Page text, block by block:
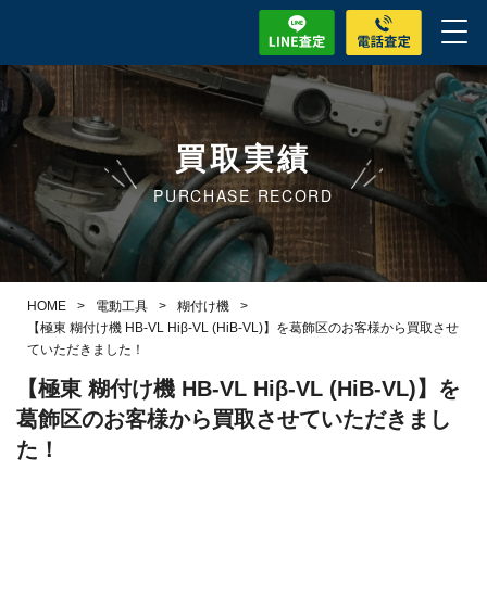
買取実績
PURCHASE RECORD
HOME > 電動工具 > 糊付け機
>
【極東 糊付け機 HB-VL Hiβ-VL (HiB-VL)】を葛飾区のお客様から買取させ
ていただきました！
【極東 糊付け機 HB-VL Hiβ-VL (HiB-VL)】を
葛飾区のお客様から買取させていただきまし
た！